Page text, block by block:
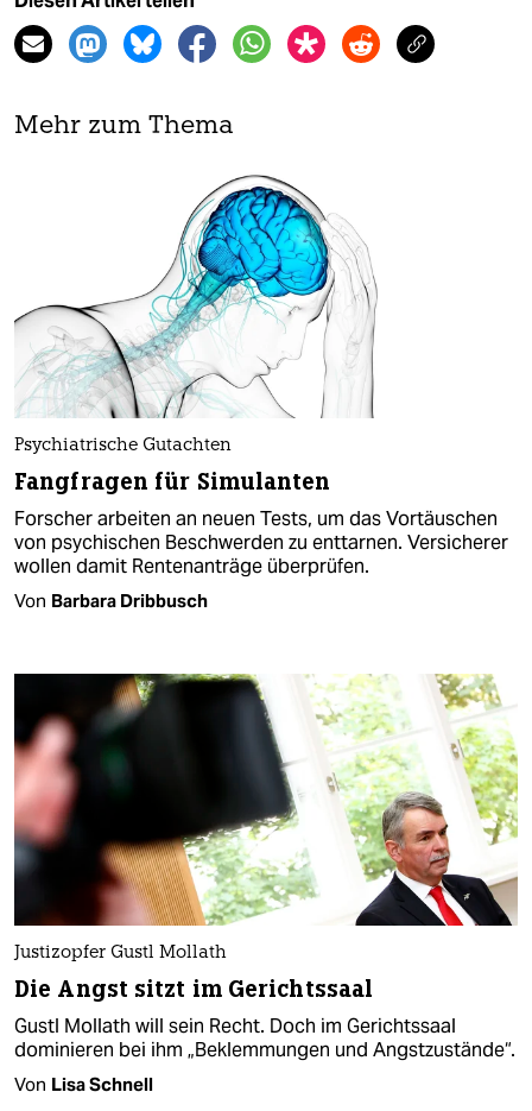
Mehr zum Thema
Psychiatrische Gutachten
Fangfragen für Simulanten
Forscher arbeiten an neuen Tests, um das Vortäuschen
von psychischen Beschwerden zu enttarnen. Versicherer
wollen damit Rentenanträge überprüfen.
Von Barbara Dribbusch
Justizopfer Gustl Mollath
Die Angst sitzt im Gerichtssaal
Gustl Mollath will sein Recht. Doch im Gerichtssaal
dominieren bei ihm „Beklemmungen und Angstzustände“.
Von Lisa Schnell